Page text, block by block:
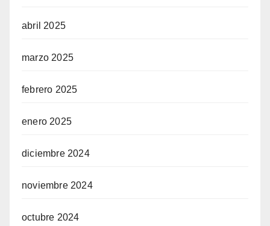
abril 2025
marzo 2025
febrero 2025
enero 2025
diciembre 2024
noviembre 2024
octubre 2024